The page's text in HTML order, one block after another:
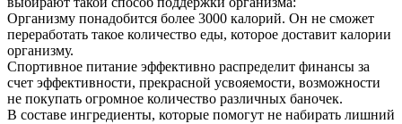
Организму понадобится более 3000 калорий. Он не сможет
переработать такое количество еды, которое доставит калории
организму.
Спортивное питание эффективно распределит финансы за
счет эффективности, прекрасной усвояемости, возможности
не покупать огромное количество различных баночек.
В составе ингредиенты, которые помогут не набирать лишний